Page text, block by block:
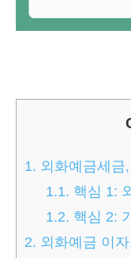
1. 외화예금세금
1.1. 핵심 1:
1.2. 핵심 2:
2. 외화예금 이